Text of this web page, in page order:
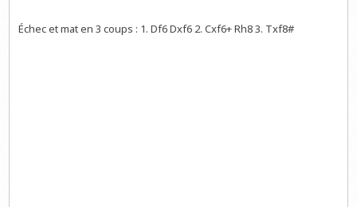
Échec et mat en 3 coups : 1. Df6 Dxf6 2. Cxf6+ Rh8 3. Txf8#